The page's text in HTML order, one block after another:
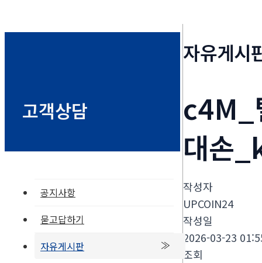
고객상담
공지사항
묻고답하기
자유게시판
자유게시
c4M_
대손
작성자
UPCOIN24
작성일
2026-03-23
조회